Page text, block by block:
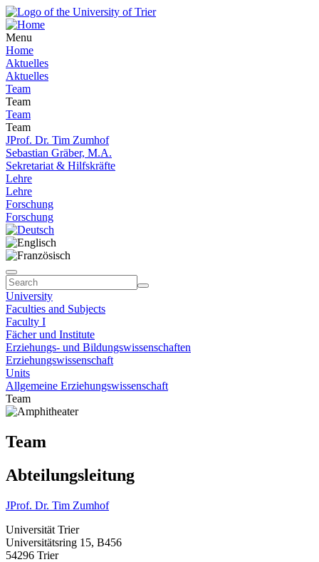
Menu
Home
Aktuelles
Aktuelles
Team
Team
Team
Team
JProf. Dr. Tim Zumhof
Sebastian Gräber, M.A.
Sekretariat & Hilfskräfte
Lehre
Lehre
Forschung
Forschung
University
Faculties and Subjects
Faculty I
Fächer und Institute
Erziehungs- und Bildungswissenschaften
Erziehungswissenschaft
Units
Allgemeine Erziehungswissenschaft
Team
Team
Abteilungsleitung
JProf. Dr. Tim Zumhof
Universität Trier
Universitätsring 15, B456
54296 Trier